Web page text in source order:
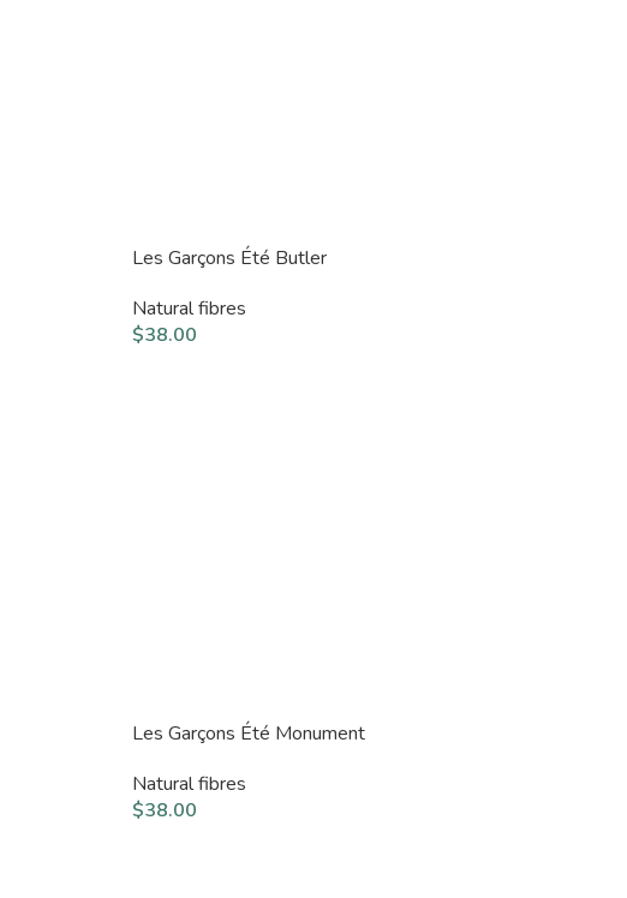
Les Garçons Été Butler
Natural fibres
$38.00
Les Garçons Été Monument
Natural fibres
$38.00